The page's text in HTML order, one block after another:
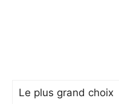
Le plus grand choix